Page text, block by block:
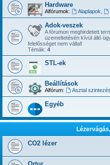
Hardware
Alfórumok: Alaplapok
Adok-veszek
A fórumon meghirdetett
üzemeltetésén kívül álló
felelősséget nem vállal!
Témák: 4
STL-ek
Beállítások
Alfórum: Asztal szintezés
Egyéb
CO2 lézer
Ortur